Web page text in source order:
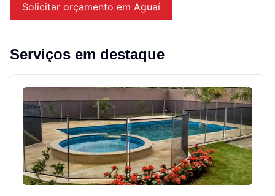
Solicitar orçamento em Aguaí
Serviços em destaque